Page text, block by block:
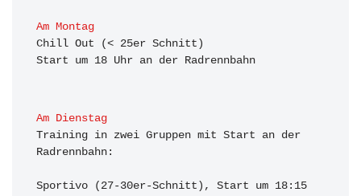
Am Montag
Chill Out (< 25er Schnitt)
Start um 18 Uhr an der Radrennbahn
Am Dienstag
Training in zwei Gruppen mit Start an der
Radrennbahn:
Sportivo (27-30er-Schnitt), Start um 18:15